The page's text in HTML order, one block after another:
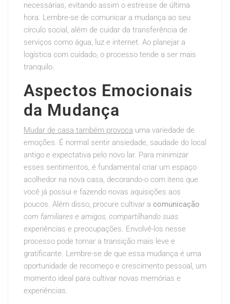
necessárias, evitando assim o estresse de última
hora. Lembre-se de comunicar a mudança ao seu
círculo social, além de cuidar da transferência de
serviços como água, luz e internet. Ao planejar a
logística com cuidado, o processo tende a ser mais
tranquilo.
Aspectos Emocionais
da Mudança
Mudar de casa também provoca uma variedade de
emoções. É normal sentir ansiedade, saudade do local
antigo e expectativa pelo novo lar. Para minimizar
esses sentimentos, é fundamental criar um espaço
acolhedor na nova casa, decorando-o com itens que
você já possui e fazendo novas aquisições aos
poucos. Além disso, procure cultivar a comunicação
com familiares e amigos, compartilhando suas
experiências e preocupações. Envolvê-los nesse
processo pode tornar a transição mais leve e
gratificante. Lembre-se de que essa mudança é uma
oportunidade de recomeço e crescimento pessoal, um
momento ideal para cultivar novas memórias e
experiências.